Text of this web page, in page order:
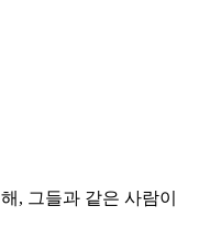
, 그들과 같은 사람이